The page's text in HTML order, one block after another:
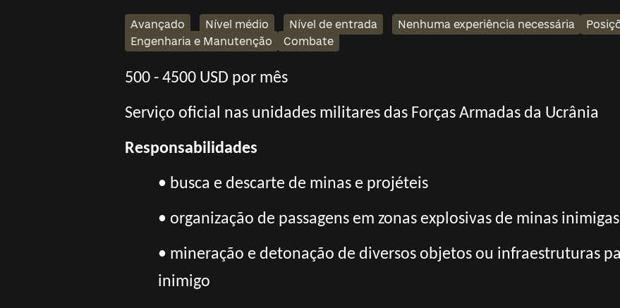
Avançado Nível médio Nível de entrada Nenhuma experiência necessária
Engenharia e Manutenção
Combate
500 - 4500 USD por mês
Serviço oficial nas unidades militares das Forças Armadas da Ucrânia
Responsabilidades
• busca e descarte de minas e projéteis
• organização de passagens em zonas explosivas de minas inimigas
• mineração e detonação de diversos objetos ou infraestruturas
inimigo